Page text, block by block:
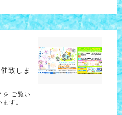
致しま
を ご覧い
ます。